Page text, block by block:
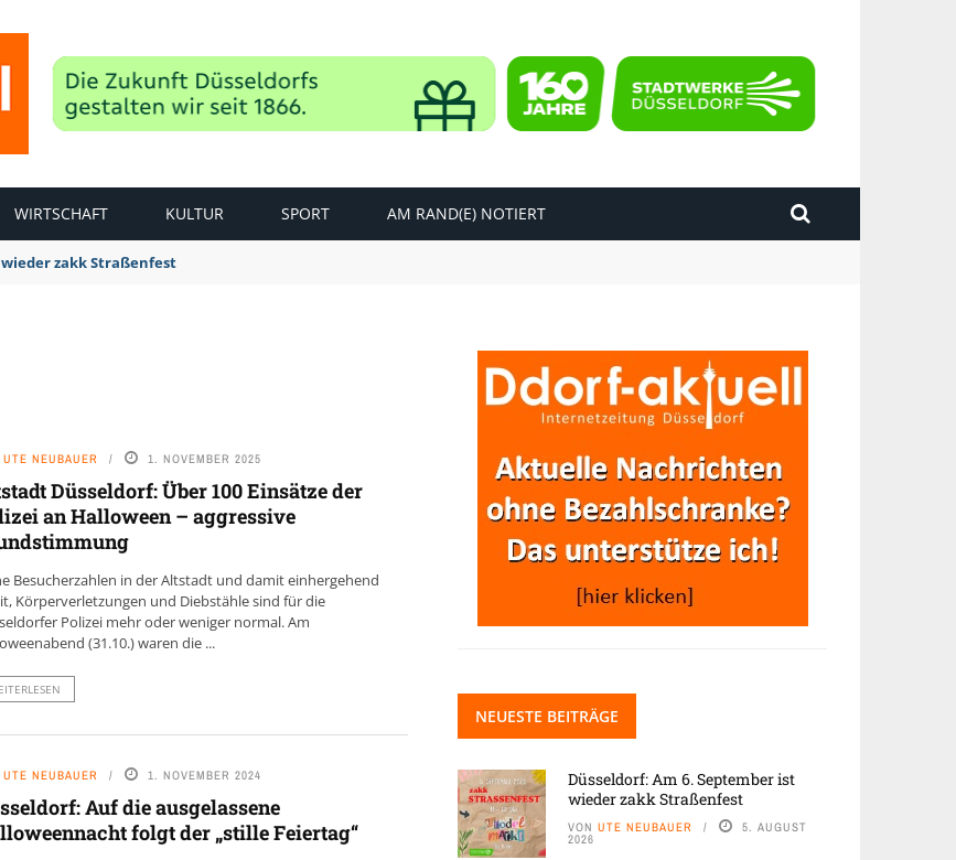
WIRTSCHAFT KULTUR SPORT AM RAND(E) NOTIERT
zakk Straßenfest
UTE NEUBAUER 1. NOVEMBER 2025
Düsseldorf: Über 100 Einsätze der
an Halloween – aggressive
Besucherzahlen in der Altstadt und damit einhergehend
Körperverletzungen und Diebstähle sind für die
Polizei mehr oder weniger normal. Am
(31.10.) waren die ...
UTE NEUBAUER 1. NOVEMBER 2024
Auf die ausgelassene
folgt der „stille Feiertag“
NEUESTE BEITRÄGE
Düsseldorf: Am 6. September ist
wieder zakk Straßenfest
VON UTE NEUBAUER 5. AUGUST
2026